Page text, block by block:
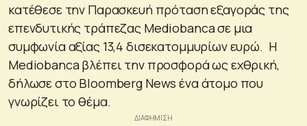
κατέθεσε την Παρασκευή πρόταση εξαγοράς της
επενδυτικής τράπεζας Mediobanca σε μια
συμφωνία αξίας 13,4 δισεκατομμυρίων ευρώ. Η
Mediobanca βλέπει την προσφορά ως εχθρική,
δήλωσε στο Bloomberg News ένα άτομο που
γνωρίζει το θέμα.